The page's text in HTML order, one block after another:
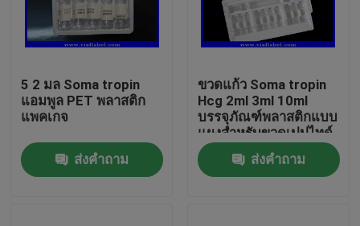
5 2 มล Soma tropin
แอมพูล PET พลาสติก
แพคเกจ
ส่งคำถาม
ขวดแก้ว Soma tropin
Hcg 2ml 3ml 10ml
บรรจุภัณฑ์พลาสติกแบบ
แผงสำหรับขวดเปปไทด์
ส่งคำถาม